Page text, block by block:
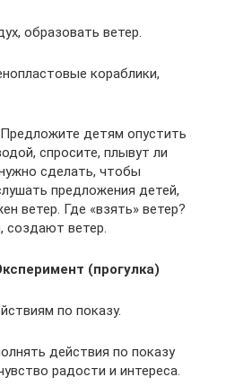
образовать ветер.
кораблики,
детям опустить
спросите, плывут ли
сделать, чтобы
предложения детей,
ветер. Где «взять» ветер?
создают ветер.
(прогулка)
по показу.
действия по показу
радости и интереса.